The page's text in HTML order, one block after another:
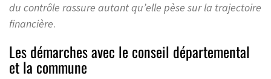
du contrôle rassure autant qu’elle pèse sur la trajectoire
financière.
Les démarches avec le conseil départemental
et la commune